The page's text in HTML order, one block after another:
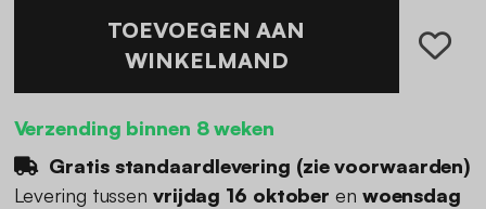
TOEVOEGEN AAN
WINKELMAND
Verzending binnen 8 weken
Gratis standaardlevering (zie voorwaarden)
Levering tussen vrijdag 16 oktober en woensdag